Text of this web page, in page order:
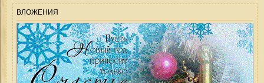
ВЛОЖЕНИЯ